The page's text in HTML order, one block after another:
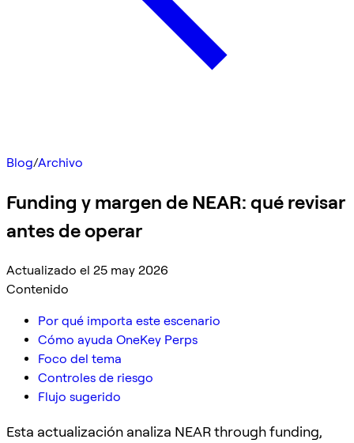
Blog/Archivo
Funding y margen de NEAR: qué revisar
antes de operar
Actualizado el 25 may 2026
Contenido
Por qué importa este escenario
Cómo ayuda OneKey Perps
Foco del tema
Controles de riesgo
Flujo sugerido
Esta actualización analiza NEAR through funding,